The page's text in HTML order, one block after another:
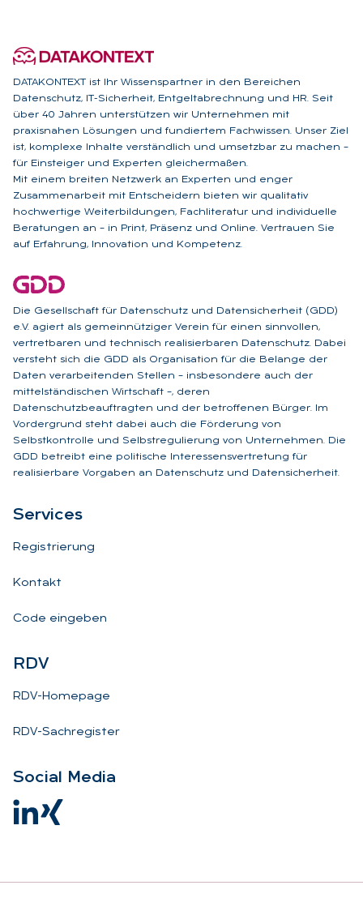
DATAKONTEXT ist Ihr Wissenspartner in den Bereichen
Datenschutz, IT-Sicherheit, Entgeltabrechnung und HR. Seit
über 40 Jahren unterstützen wir Unternehmen mit
praxisnahen Lösungen und fundiertem Fachwissen. Unser Ziel
ist, komplexe Inhalte verständlich und umsetzbar zu machen –
für Einsteiger und Experten gleichermaßen.
Mit einem breiten Netzwerk an Experten und enger
Zusammenarbeit mit Entscheidern bieten wir qualitativ
hochwertige Weiterbildungen, Fachliteratur und individuelle
Beratungen an – in Print, Präsenz und Online. Vertrauen Sie
auf Erfahrung, Innovation und Kompetenz.
Die Gesellschaft für Datenschutz und Datensicherheit (GDD)
e.V. agiert als gemeinnütziger Verein für einen sinnvollen,
vertretbaren und technisch realisierbaren Datenschutz. Dabei
versteht sich die GDD als Organisation für die Belange der
Daten verarbeitenden Stellen – insbesondere auch der
mittelständischen Wirtschaft –, deren
Datenschutzbeauftragten und der betroffenen Bürger. Im
Vordergrund steht dabei auch die Förderung von
Selbstkontrolle und Selbstregulierung von Unternehmen. Die
GDD betreibt eine politische Interessensvertretung für
realisierbare Vorgaben an Datenschutz und Datensicherheit.
Ser­vices
Registrierung
Kontakt
Code eingeben
RDV
RDV-Homepage
RDV-Sachregister
So­ci­al Me­dia